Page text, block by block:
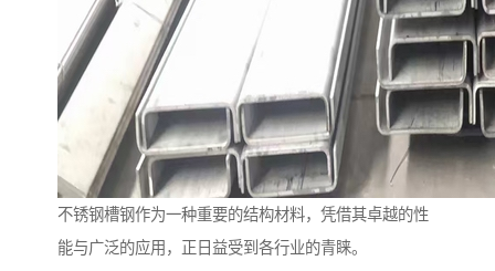
不锈钢槽钢作为一种重要的结构材料，凭借其卓越的性
能与广泛的应用，正日益受到各行业的青睐。